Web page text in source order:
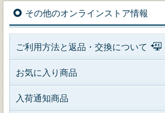
その他のオンラインストア情報
ご利用方法と返品・交換について
お気に入り商品
入荷通知商品